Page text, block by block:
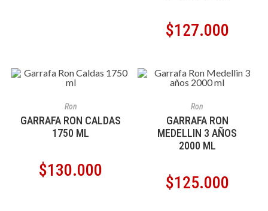
$127.000
Ron
GARRAFA RON CALDAS
1750 ML
$130.000
Ron
GARRAFA RON
MEDELLIN 3 AÑOS
2000 ML
$125.000